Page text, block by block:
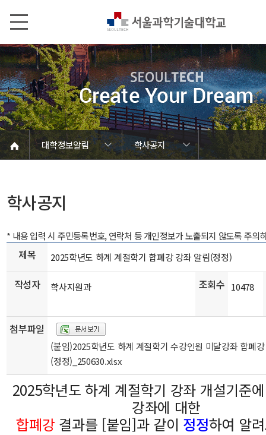
대학정보알림
학사공지
대학정보알림
정보공개
정보서비스안내
온라인민원센터
청렴행정
갑질신고센터
유실물 센터
SEOULTECH광장
대학공지사항
학사공지
장학공지
대학원공지
취업공지
대학입찰
채용정보
공모/외부행사
등록금심의위원회
코로나바이러스19 대응안내
재정위원회
학사공지
* 내용 입력 시 주민등록번호, 연락처 등 개인정보가 노출되지 않도록 주의
제목 2025학년도 하계 계절학기 합폐강 강좌 알림(정정)
작성자 학사지원과 조회수 10478
첨부파일
(붙임)2025학년도 하계 계절학기 수강인원 미달강좌 합폐
(정정)_250630.xlsx
2025학년도 하계 계절학기 강좌 개설기준
강좌에 대한
합폐강 결과를 [붙임]과 같이 정정하여 알